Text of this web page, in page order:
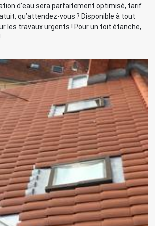
d’eau sera parfaitement optimisé, tarif
qu’attendez-vous ? Disponible à tout
les travaux urgents ! Pour un toit étanche,